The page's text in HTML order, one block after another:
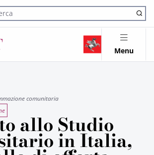
nel sito
Menu
comunitaria
allo Studio
in Italia,